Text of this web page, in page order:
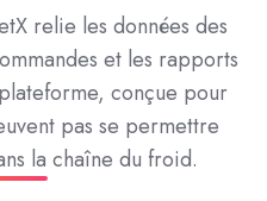
relie les données des
et les rapports
conçue pour
pas se permettre
la chaîne du froid.